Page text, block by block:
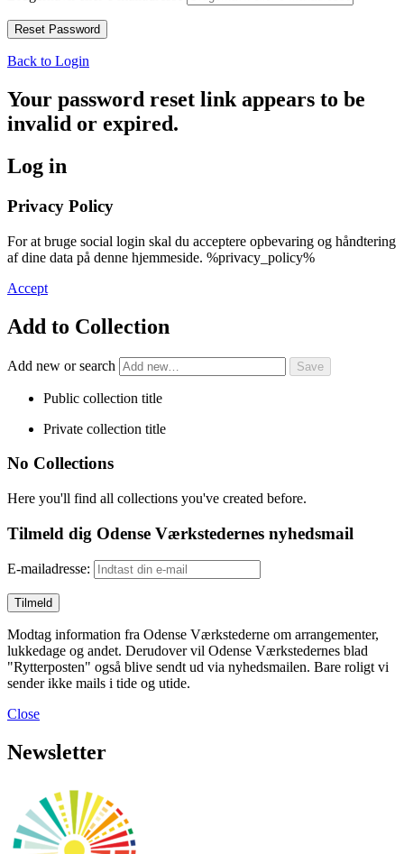
Back to Login
Your password reset link appears to be
invalid or expired.
Log in
Privacy Policy
For at bruge social login skal du acceptere opbevaring og håndtering
af dine data på denne hjemmeside. %privacy_policy%
Accept
Add to Collection
Add new or search
Public collection title
Private collection title
No Collections
Here you'll find all collections you've created before.
Tilmeld dig Odense Værkstedernes nyhedsmail
E-mailadresse:
Modtag information fra Odense Værkstederne om arrangementer,
lukkedage og andet. Derudover vil Odense Værkstedernes blad
"Rytterposten" også blive sendt ud via nyhedsmailen. Bare roligt vi
sender ikke mails i tide og utide.
Close
Newsletter